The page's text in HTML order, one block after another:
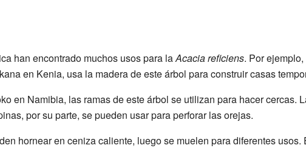
han encontrado muchos usos para laAcacia reficiens. Por
en Kenia, usa la madera de este árbol para construir casas
en Namibia, las ramas de este árbol se utilizan para hacer cercas.
por su parte, se pueden usar para perforar las orejas.
hornear en ceniza caliente, luego se muelen para diferentes usos.